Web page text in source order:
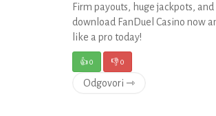
Firm payouts, huge jackpots,
download FanDuel Casino now
like a pro today!
👍0 👎0
Odgovori ⇾